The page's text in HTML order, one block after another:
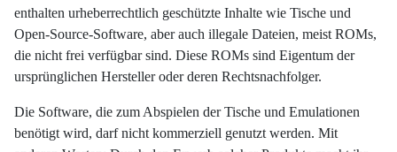
enthalten urheberrechtlich geschützte Inhalte wie Tische und
Open-Source-Software, aber auch illegale Dateien, meist ROMs,
die nicht frei verfügbar sind. Diese ROMs sind Eigentum der
ursprünglichen Hersteller oder deren Rechtsnachfolger.
Die Software, die zum Abspielen der Tische und Emulationen
benötigt wird, darf nicht kommerziell genutzt werden. Mit